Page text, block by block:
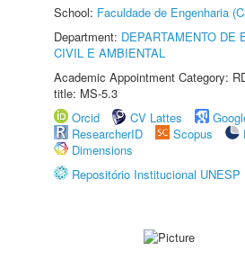
School: Faculdade de Engenharia
Department: DEPARTAMENTO DE
CIVIL E AMBIENTAL
Academic Appointment Category:
title: MS-5.3
Orcid
CV Lattes
ResearcherID
Scopus
Dimensions
Repositório Institucional UNESP